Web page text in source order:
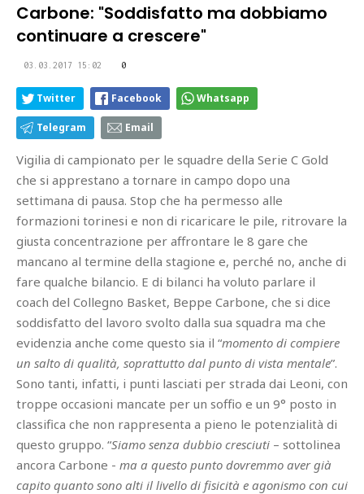
Carbone: "Soddisfatto ma dobbiamo
continuare a crescere"
03.03.2017 15:02 0
Twitter Facebook Whatsapp
Telegram Email
Vigilia di campionato per le squadre della Serie C Gold
che si apprestano a tornare in campo dopo una
settimana di pausa. Stop che ha permesso alle
formazioni torinesi e non di ricaricare le pile, ritrovare la
giusta concentrazione per affrontare le 8 gare che
mancano al termine della stagione e, perché no, anche di
fare qualche bilancio. E di bilanci ha voluto parlare il
coach del Collegno Basket, Beppe Carbone, che si dice
soddisfatto del lavoro svolto dalla sua squadra ma che
evidenzia anche come questo sia il “momento di compiere
un salto di qualità, soprattutto dal punto di vista mentale”.
Sono tanti, infatti, i punti lasciati per strada dai Leoni, con
troppe occasioni mancate per un soffio e un 9° posto in
classifica che non rappresenta a pieno le potenzialità di
questo gruppo. “Siamo senza dubbio cresciuti – sottolinea
ancora Carbone - ma a questo punto dovremmo aver già
capito quanto sono alti il livello di fisicità e agonismo con cui